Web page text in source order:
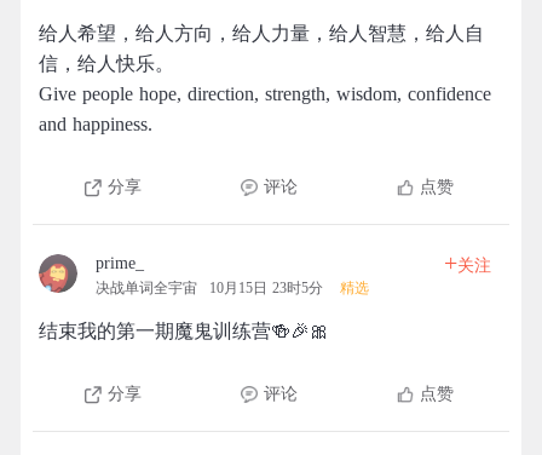
给人希望，给人方向，给人力量，给人智慧，给人自
信，给人快乐。 ​​​​
Give people hope, direction, strength, wisdom, confidence
and happiness. ​​​​
分享 评论 点赞
prime_
决战单词全宇宙 10月15日 23时5分 精选
+关注
结束我的第一期魔鬼训练营🍻🎉🎀
分享 评论 点赞